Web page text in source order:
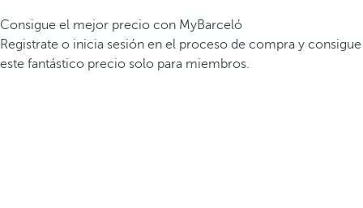
Consigue el mejor precio con MyBarceló
Registrate o inicia sesión en el proceso de compra y consigue
este fantástico precio solo para miembros.